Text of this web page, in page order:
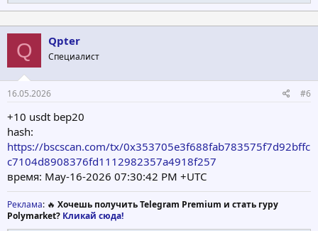
е
а
к
ц
и
и
:
Q Qpter
Специалист
16.05.2026 #6
+10 usdt bep20
hash:
https://bscscan.com/tx/0x353705e3f688fab783575f7d92bffc
c7104d8908376fd1112982357a4918f257
время: May-16-2026 07:30:42 PM +UTC
Реклама: 🔥 Хочешь получить Telegram Premium и стать гуру
Polymarket? Кликай сюда!